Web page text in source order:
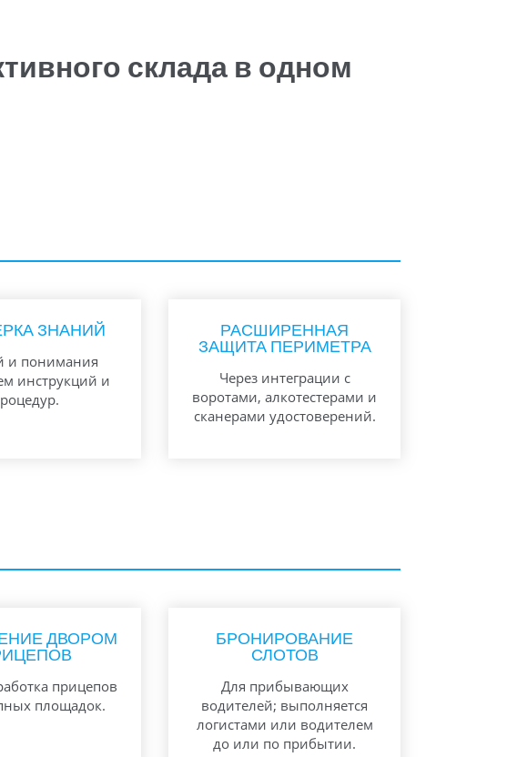
склада в одном
ЗНАНИЙ
и понимания
инструкций и
РАСШИРЕННАЯ
ЗАЩИТА ПЕРИМЕТРА
Через интеграции с
воротами, алкотестерами и
сканерами удостоверений.
ДВОРОМ
прицепов
площадок.
БРОНИРОВАНИЕ
СЛОТОВ
Для прибывающих
водителей; выполняется
логистами или водителем
до или по прибытии.